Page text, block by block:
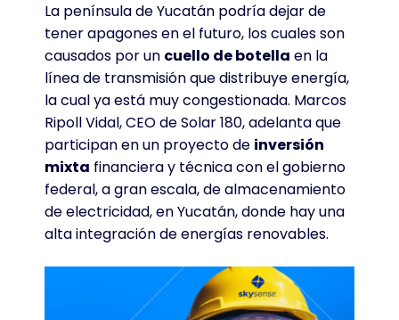
La península de Yucatán podría dejar de
tener apagones en el futuro, los cuales son
causados por un cuello de botella en la
línea de transmisión que distribuye energía,
la cual ya está muy congestionada. Marcos
Ripoll Vidal, CEO de Solar 180, adelanta que
participan en un proyecto de inversión
mixta financiera y técnica con el gobierno
federal, a gran escala, de almacenamiento
de electricidad, en Yucatán, donde hay una
alta integración de energías renovables.